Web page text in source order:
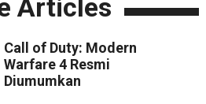
Articles
Call of Duty: Modern
Warfare 4 Resmi
Diumumkan